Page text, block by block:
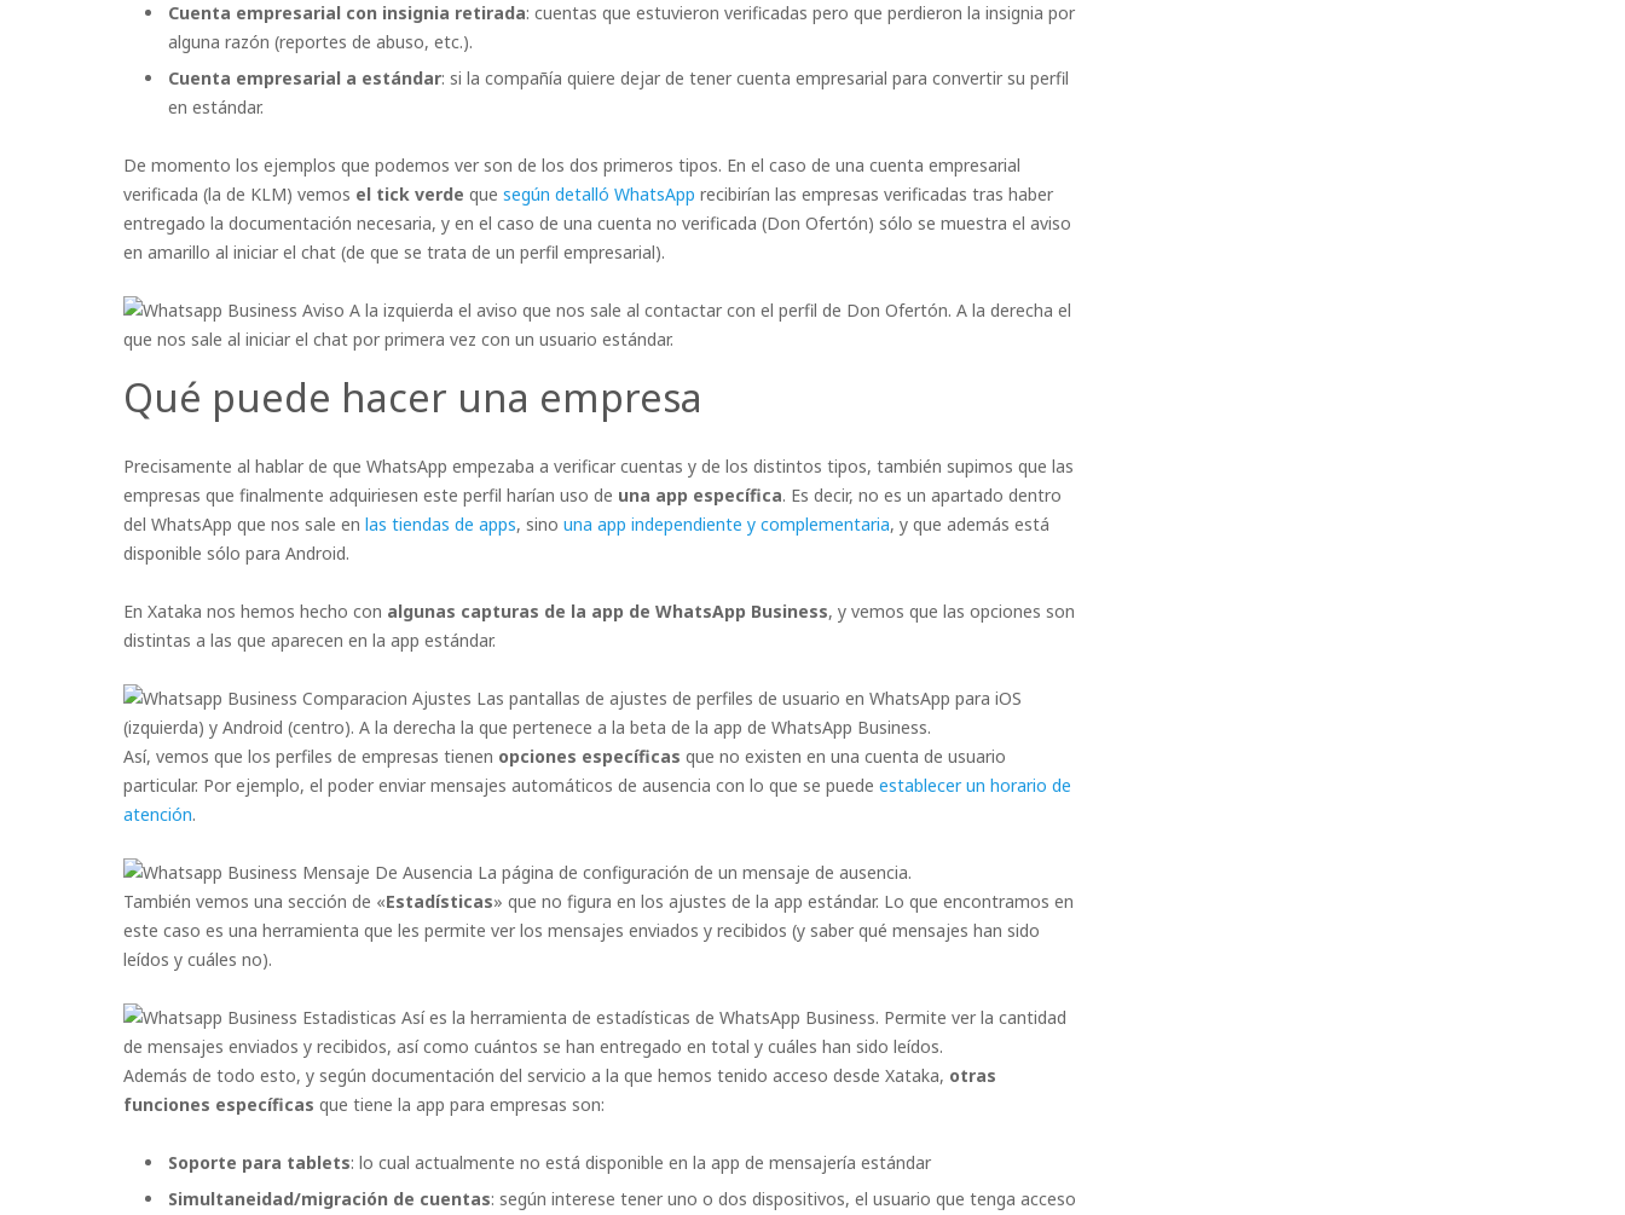
Cuenta empresarial con insignia retirada: cuentas que estuvieron verificadas pero que perdieron la insignia por
alguna razón (reportes de abuso, etc.).
Cuenta empresarial a estándar: si la compañía quiere dejar de tener cuenta empresarial para convertir su perfil
en estándar.
De momento los ejemplos que podemos ver son de los dos primeros tipos. En el caso de una cuenta empresarial
verificada (la de KLM) vemos el tick verde que según detalló WhatsApp recibirían las empresas verificadas tras haber
entregado la documentación necesaria, y en el caso de una cuenta no verificada (Don Ofertón) sólo se muestra el aviso
en amarillo al iniciar el chat (de que se trata de un perfil empresarial).
A la izquierda el aviso que nos sale al contactar con el perfil de Don Ofertón. A la derecha el
que nos sale al iniciar el chat por primera vez con un usuario estándar.
Qué puede hacer una empresa
Precisamente al hablar de que WhatsApp empezaba a verificar cuentas y de los distintos tipos, también supimos que las
empresas que finalmente adquiriesen este perfil harían uso de una app específica. Es decir, no es un apartado dentro
del WhatsApp que nos sale en las tiendas de apps, sino una app independiente y complementaria, y que además está
disponible sólo para Android.
En Xataka nos hemos hecho con algunas capturas de la app de WhatsApp Business, y vemos que las opciones son
distintas a las que aparecen en la app estándar.
Las pantallas de ajustes de perfiles de usuario en WhatsApp para iOS
(izquierda) y Android (centro). A la derecha la que pertenece a la beta de la app de WhatsApp Business.
Así, vemos que los perfiles de empresas tienen opciones específicas que no existen en una cuenta de usuario
particular. Por ejemplo, el poder enviar mensajes automáticos de ausencia con lo que se puede establecer un horario de
atención.
La página de configuración de un mensaje de ausencia.
También vemos una sección de «Estadísticas» que no figura en los ajustes de la app estándar. Lo que encontramos en
este caso es una herramienta que les permite ver los mensajes enviados y recibidos (y saber qué mensajes han sido
leídos y cuáles no).
Así es la herramienta de estadísticas de WhatsApp Business. Permite ver la cantidad
de mensajes enviados y recibidos, así como cuántos se han entregado en total y cuáles han sido leídos.
Además de todo esto, y según documentación del servicio a la que hemos tenido acceso desde Xataka, otras
funciones específicas que tiene la app para empresas son:
Soporte para tablets: lo cual actualmente no está disponible en la app de mensajería estándar
Simultaneidad/migración de cuentas: según interese tener uno o dos dispositivos, el usuario que tenga acceso